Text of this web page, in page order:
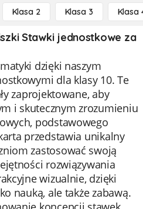
Klasa 2 Klasa 3 Klasa
Stawki jednostkowe za
dzięki naszym
dla klasy 10. Te
zaprojektowane, aby
i skutecznym zrozumieniu
podstawowego
przedstawia unikalny
zastosować swoją
rozwiązywania
wizualnie, dzięki
nauką, ale także zabawą.